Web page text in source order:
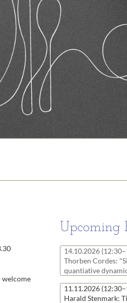
welcome
Upcoming
14.10.2026
Thorben Cordes:
quantiative
11.11.2026
Harald Stenmark: